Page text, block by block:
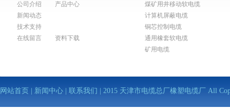
公司介绍
产品中心
新闻动态
技术支持
在线留言
资料下载
煤矿用井移动软电缆
计算机屏蔽电缆
铜芯控制电缆
通用橡套软电缆
矿用电缆
网站首页 新闻中心 联系我们 | 2015 天津市电缆总厂橡塑电缆厂 All